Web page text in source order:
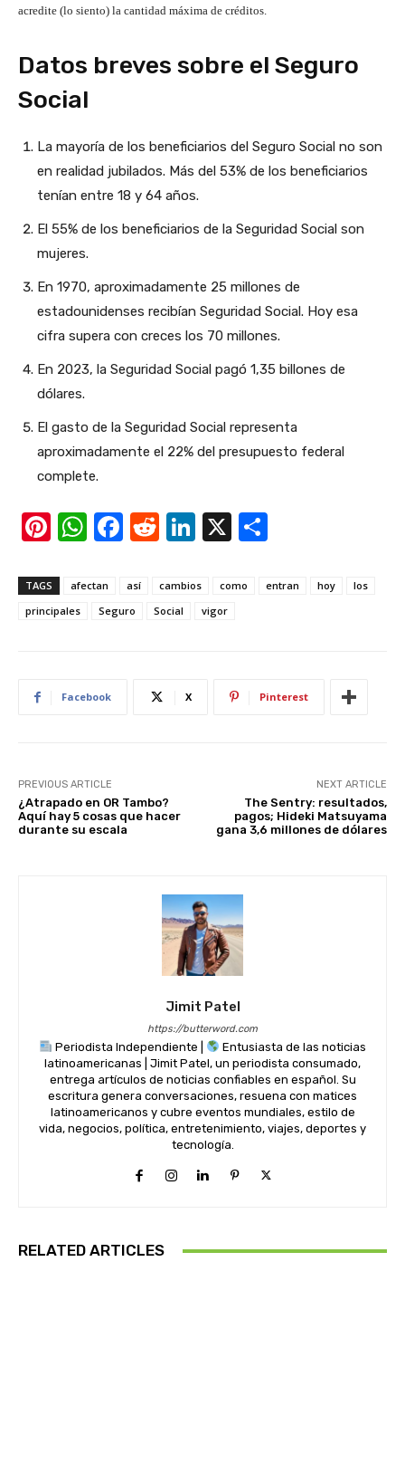
acredite (lo siento) la cantidad máxima de créditos.
Datos breves sobre el Seguro
Social
La mayoría de los beneficiarios del Seguro Social no son
en realidad jubilados. Más del 53% de los beneficiarios
tenían entre 18 y 64 años.
El 55% de los beneficiarios de la Seguridad Social son
mujeres.
En 1970, aproximadamente 25 millones de
estadounidenses recibían Seguridad Social. Hoy esa
cifra supera con creces los 70 millones.
En 2023, la Seguridad Social pagó 1,35 billones de
dólares.
El gasto de la Seguridad Social representa
aproximadamente el 22% del presupuesto federal
complete.
Pi
er
e
W
at
s
p
F
c
e
R
d
di
Li
k
e
X
ar
TAGS afectan así cambios como entran hoy
los
principales
Seguro Social vigor
Facebook X Pinterest
PREVIOUS ARTICLE
¿Atrapado en OR Tambo?
Aquí hay 5 cosas que hacer
durante su escala
NEXT ARTICLE
The Sentry: resultados,
pagos; Hideki Matsuyama
gana 3,6 millones de dólares
Jimit Patel
https://butterword.com
Periodista Independiente |
Entusiasta de las noticias
latinoamericanas | Jimit Patel, un periodista consumado,
entrega artículos de noticias confiables en español. Su
escritura genera conversaciones, resuena con matices
latinoamericanos y cubre eventos mundiales, estilo de
vida, negocios, política, entretenimiento, viajes, deportes y
tecnología.
RELATED ARTICLES